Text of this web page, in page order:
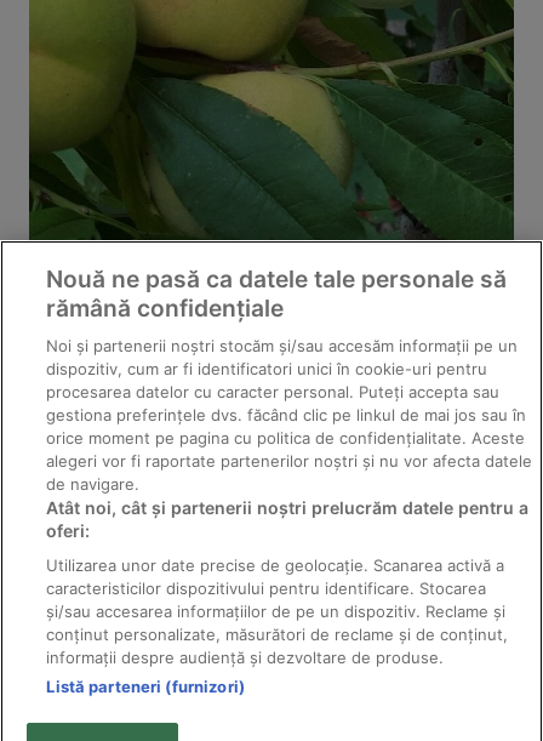
© 2011-2026 Solarex - distribuitor pesticide producător;
toate drepturile rezervate.
Nouă ne pasă ca datele tale personale să
rămână confidențiale
Noi și partenerii noștri stocăm și/sau accesăm informații pe un
dispozitiv, cum ar fi identificatori unici în cookie-uri pentru
procesarea datelor cu caracter personal. Puteți accepta sau
gestiona preferințele dvs. făcând clic pe linkul de mai jos sau în
orice moment pe pagina cu politica de confidențialitate. Aceste
alegeri vor fi raportate partenerilor noștri și nu vor afecta datele
de navigare.
Atât noi, cât și partenerii noștri prelucrăm datele pentru a
oferi:
Utilizarea unor date precise de geolocație. Scanarea activă a
caracteristicilor dispozitivului pentru identificare. Stocarea
și/sau accesarea informațiilor de pe un dispozitiv. Reclame și
conținut personalizate, măsurători de reclame și de conținut,
informații despre audiență și dezvoltare de produse.
Listă parteneri (furnizori)